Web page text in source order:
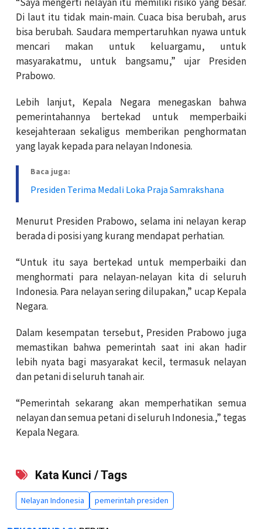
Di laut itu tidak main-main. Cuaca bisa berubah, arus
bisa berubah. Saudara mempertaruhkan nyawa untuk
mencari makan untuk keluargamu, untuk
masyarakatmu, untuk bangsamu,” ujar Presiden
Prabowo.
Lebih lanjut, Kepala Negara menegaskan bahwa
pemerintahannya bertekad untuk memperbaiki
kesejahteraan sekaligus memberikan penghormatan
yang layak kepada para nelayan Indonesia.
Baca juga:
Presiden Terima Medali Loka Praja Samrakshana
Menurut Presiden Prabowo, selama ini nelayan kerap
berada di posisi yang kurang mendapat perhatian.
“Untuk itu saya bertekad untuk memperbaiki dan
menghormati para nelayan-nelayan kita di seluruh
Indonesia. Para nelayan sering dilupakan,” ucap Kepala
Negara.
Dalam kesempatan tersebut, Presiden Prabowo juga
memastikan bahwa pemerintah saat ini akan hadir
lebih nyata bagi masyarakat kecil, termasuk nelayan
dan petani di seluruh tanah air.
“Pemerintah sekarang akan memperhatikan semua
nelayan dan semua petani di seluruh Indonesia.,” tegas
Kepala Negara.
Kata Kunci / Tags
Nelayan Indonesia pemerintah presiden